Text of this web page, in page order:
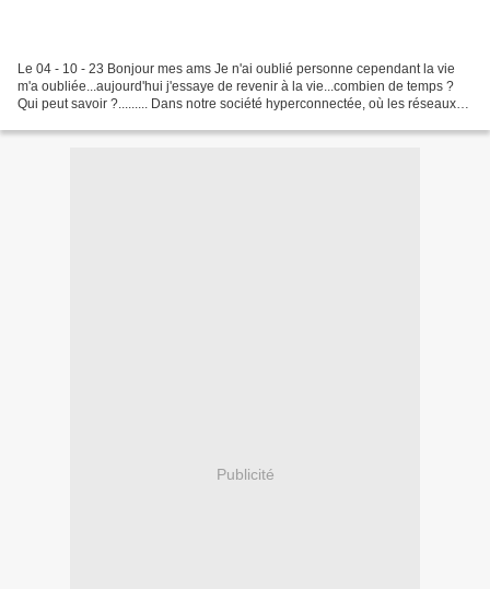
Le 04 - 10 - 23 Bonjour mes ams Je n'ai oublié personne cependant la vie
m'a oubliée...aujourd'hui j'essaye de revenir à la vie...combien de temps ?
Qui peut savoir ?......... Dans notre société hyperconnectée, où les réseaux
Publicité